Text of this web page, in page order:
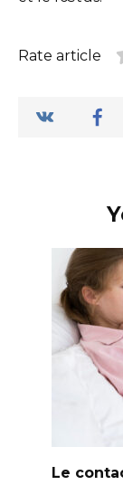
Rate article
Le